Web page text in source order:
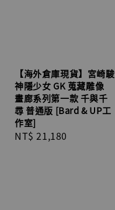
【海外倉庫現貨】宮崎駿
神隱少女 GK 蒐藏雕像
畫廊系列第一款 千與千
尋 普通版 [Bard & UP工
作室]
Regular
NT$ 21,180